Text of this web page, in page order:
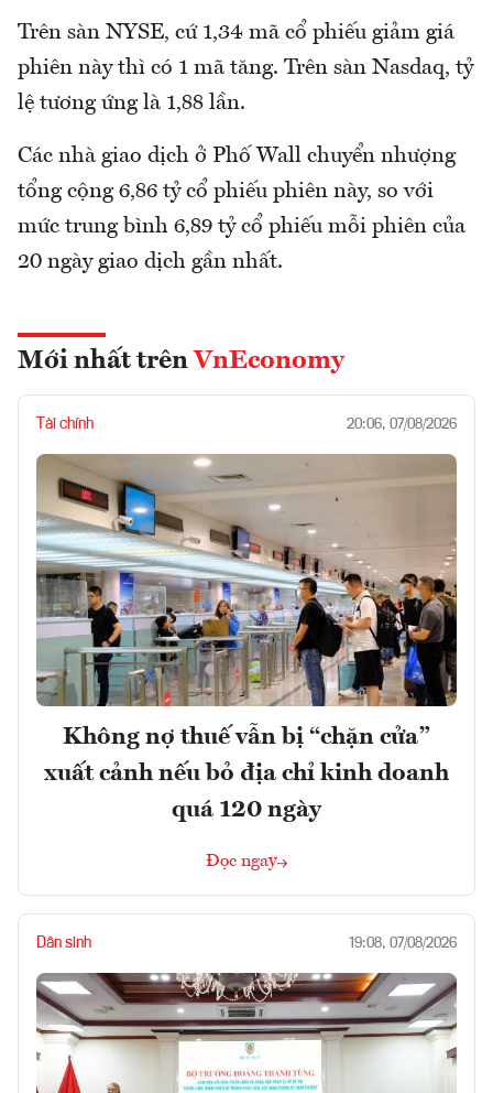
Trên sàn NYSE, cứ 1,34 mã cổ phiếu giảm giá
phiên này thì có 1 mã tăng. Trên sàn Nasdaq, tỷ
lệ tương ứng là 1,88 lần.
Các nhà giao dịch ở Phố Wall chuyển nhượng
tổng cộng 6,86 tỷ cổ phiếu phiên này, so với
mức trung bình 6,89 tỷ cổ phiếu mỗi phiên của
20 ngày giao dịch gần nhất.
Mới nhất trên VnEconomy
Tài chính 20:06, 07/08/2026
Không nợ thuế vẫn bị “chặn cửa”
xuất cảnh nếu bỏ địa chỉ kinh doanh
quá 120 ngày
Đọc ngay
Dân sinh 19:08, 07/08/2026